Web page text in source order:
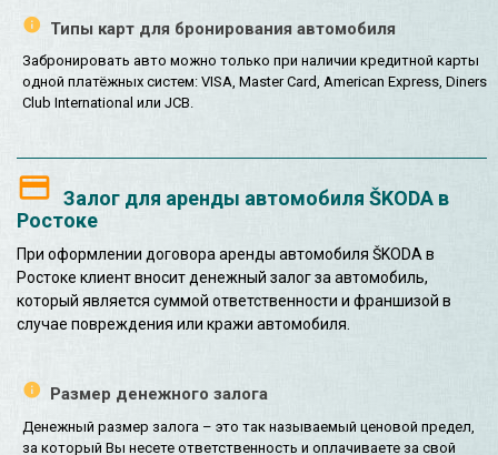
Типы карт для бронирования автомобиля
Забронировать авто можно только при наличии кредитной карты
одной платёжных систем: VISA, Master Card, American Express, Diners
Club International или JCB.
Залог для аренды автомобиля ŠKODA в
Ростоке
При оформлении договора аренды автомобиля ŠKODA в
Ростоке клиент вносит денежный залог за автомобиль,
который является суммой ответственности и франшизой в
случае повреждения или кражи автомобиля.
Размер денежного залога
Денежный размер залога – это так называемый ценовой предел,
за который Вы несете ответственность и оплачиваете за свой